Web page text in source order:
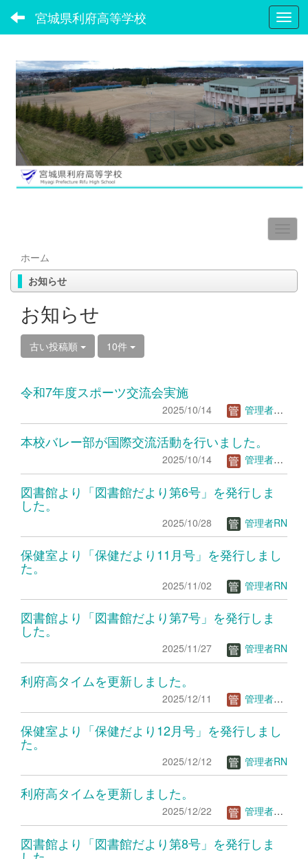
宮城県利府高等学校
ホーム
お知らせ
お知らせ
古い投稿順 10件
令和7年度スポーツ交流会実施
2025/10/14 管理者ＴＳ
本校バレー部が国際交流活動を行いました。
2025/10/14 管理者ＴＳ
図書館より「図書館だより第6号」を発行しま
した。
2025/10/28 管理者RN
保健室より「保健だより11月号」を発行しまし
た。
2025/11/02 管理者RN
図書館より「図書館だより第7号」を発行しま
した。
2025/11/27 管理者RN
利府高タイムを更新しました。
2025/12/11 管理者ＴＳ
保健室より「保健だより12月号」を発行しまし
た。
2025/12/12 管理者RN
利府高タイムを更新しました。
2025/12/22 管理者ＴＳ
図書館より「図書館だより第8号」を発行しま